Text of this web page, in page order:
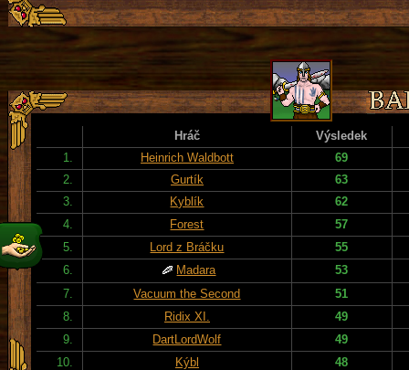
Hráč
Výsledek
1.
Heinrich Waldbott
69
2.
Gurtík
63
3.
Kyblík
62
4.
Forest
57
5.
Lord z Bráčku
55
6.
Madara
53
7.
Vacuum the Second
51
8.
Ridix XI.
49
9.
DartLordWolf
49
10.
Kýbl 48